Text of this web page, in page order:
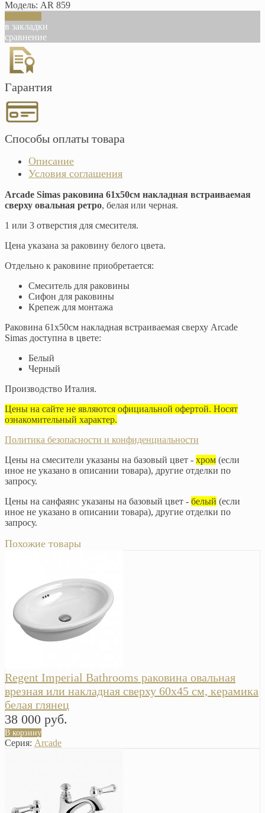
Модель: AR 859
в закладки
сравнение
Гарантия
Способы оплаты товара
Описание
Условия соглашения
Arcade Simas раковина 61х50см накладная встраиваемая
сверху овальная ретро, белая или черная.
1 или 3 отверстия для смесителя.
Цена указана за раковину белого цвета.
Отдельно к раковине приобретается:
Смеситель для раковины
Сифон для раковины
Крепеж для монтажа
Раковина 61х50см накладная встраиваемая сверху Arcade
Simas доступна в цвете:
Белый
Черный
​Производство Италия.
Цены на сайте не являются официальной офертой. Носят
ознакомительный характер.
Политика безопасности и конфиденциальности
Цены на смесители указаны на базовый цвет - хром (если
иное не указано в описании товара), другие отделки по
запросу.
Цены на санфаянс указаны на базовый цвет - белый (если
иное не указано в описании товара), другие отделки по
запросу.
Похожие товары
Regent Imperial Bathrooms раковина овальная
врезная или накладная сверху 60x45 см, керамика
белая глянец
38 000 руб.
В корзину
Серия: Arcade